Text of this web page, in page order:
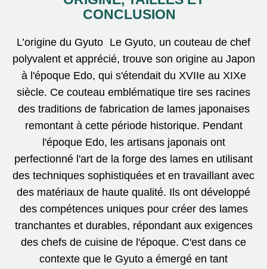
CONCLUSION
L’origine du Gyuto Le Gyuto, un couteau de chef
polyvalent et apprécié, trouve son origine au Japon
à l'époque Edo, qui s'étendait du XVIIe au XIXe
siècle. Ce couteau emblématique tire ses racines
des traditions de fabrication de lames japonaises
remontant à cette période historique. Pendant
l'époque Edo, les artisans japonais ont
perfectionné l'art de la forge des lames en utilisant
des techniques sophistiquées et en travaillant avec
des matériaux de haute qualité. Ils ont développé
des compétences uniques pour créer des lames
tranchantes et durables, répondant aux exigences
des chefs de cuisine de l'époque. C'est dans ce
contexte que le Gyuto a émergé en tant